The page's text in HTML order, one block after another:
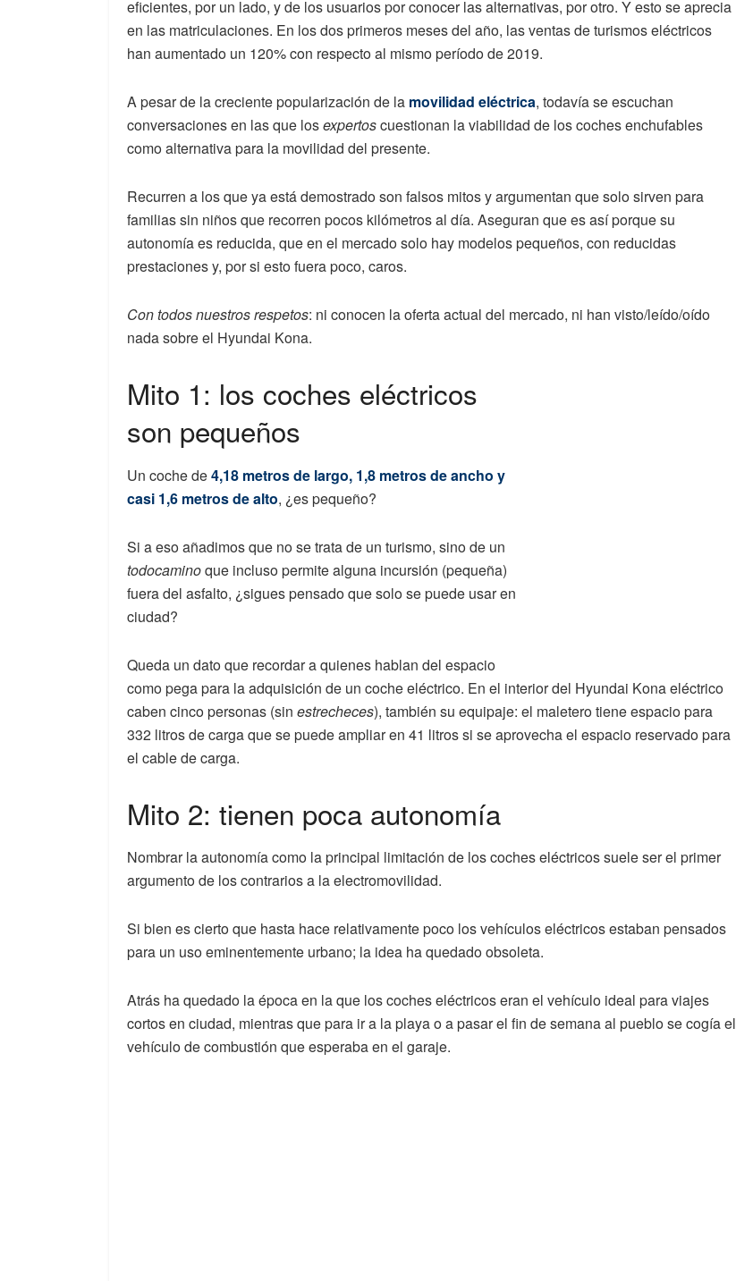
eficientes, por un lado, y de los usuarios por conocer las alternativas, por otro. Y esto se aprecia
en las matriculaciones. En los dos primeros meses del año, las ventas de turismos eléctricos
han aumentado un 120% con respecto al mismo período de 2019.
A pesar de la creciente popularización de la movilidad eléctrica, todavía se escuchan
conversaciones en las que losexpertoscuestionan la viabilidad de los coches enchufables
como alternativa para la movilidad del presente.
Recurren a los que ya está demostrado son falsos mitos y argumentan que solo sirven para
familias sin niños que recorren pocos kilómetros al día. Aseguran que es así porque su
autonomía es reducida, que en el mercado solo hay modelos pequeños, con reducidas
prestaciones y, por si esto fuera poco, caros.
Con todos nuestros respetos: ni conocen la oferta actual del mercado, ni han visto/leído/oído
nada sobre el Hyundai Kona.
Mito 1: los coches eléctricos
son pequeños
Un coche de4,18 metros de largo, 1,8 metros de ancho y
casi 1,6 metros de alto, ¿es pequeño?
Si a eso añadimos que no se trata de un turismo, sino de un
todocaminoque incluso permite alguna incursión (pequeña)
fuera del asfalto, ¿sigues pensado que solo se puede usar en
ciudad?
Queda un dato que recordar a quienes hablan del espacio
como pega para la adquisición de un coche eléctrico. En el interior del Hyundai Kona eléctrico
caben cinco personas (sin estrecheces), también su equipaje: el maletero tiene espacio para
332 litros de carga que se puede ampliar en 41 litros si se aprovecha el espacio reservado para
el cable de carga.
Mito 2: tienen poca autonomía
Nombrar la autonomía como la principal limitación de los coches eléctricos suele ser el primer
argumento de los contrarios a la electromovilidad.
Si bien es cierto que hasta hace relativamente poco los vehículos eléctricos estaban pensados
para un uso eminentemente urbano; la idea ha quedado obsoleta.
Atrás ha quedado la época en la que los coches eléctricos eran el vehículo ideal para viajes
cortos en ciudad, mientras que para ir a la playa o a pasar el fin de semana al pueblo se cogía el
vehículo de combustión que esperaba en el garaje.